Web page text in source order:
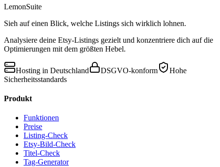
LemonSuite
Sieh auf einen Blick, welche Listings sich wirklich lohnen.
Analysiere deine Etsy-Listings gezielt und konzentriere dich auf die
Optimierungen mit dem größten Hebel.
Hosting in Deutschland DSGVO-konform
Hohe
Sicherheitsstandards
Produkt
Funktionen
Preise
Listing-Check
Etsy-Bild-Check
Titel-Check
Tag-Generator